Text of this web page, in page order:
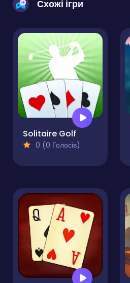
Схожі ігри
Solitaire Golf
0 (0 Голосів)